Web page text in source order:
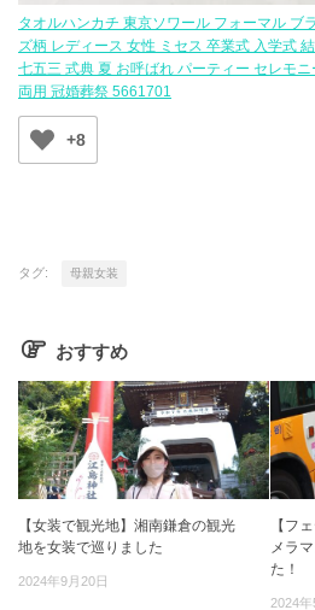
タオルハンカチ 東京ソワール フォーマル ブ
ズ柄 レディース 女性 ミセス 卒業式 入学式
七五三 式典 夏 お呼ばれ パーティー セレモ
両用 冠婚葬祭 5661701
+8
タグ: 母親女装
おすすめ
【女装で観光地】湘南鎌倉の観光
地を女装で巡りました
2024年9月20日
【フ
メラ
た！
2024年